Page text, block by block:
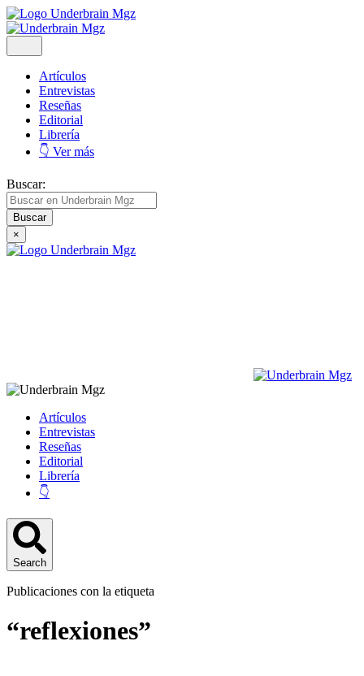
Artículos
Entrevistas
Reseñas
Editorial
Librería
👇 Ver más
Buscar:
×
Artículos
Entrevistas
Reseñas
Editorial
Librería
👇
Search
Publicaciones con la etiqueta
“reflexiones”